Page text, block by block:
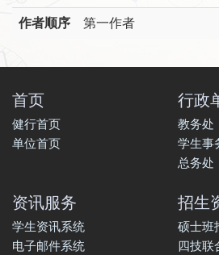
作者顺序 第一作者
首页
健行首页
单位首页
行政
教务处
学生事
总务处
资讯服务
学生资讯系统
电子邮件系统
招生
硕士班
四技联